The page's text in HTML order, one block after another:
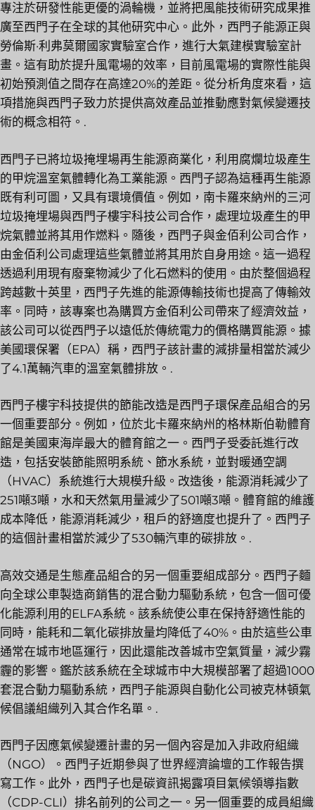
專注於研發性能更優的渦輪機，並將把風能技術研究成果推
廣至西門子在全球的其他研究中心。此外，西門子能源正與
勞倫斯·利弗莫爾國家實驗室合作，進行大氣建模實驗室計
畫。這有助於提升風電場的效率，目前風電場的實際性能與
初始預測值之間存在高達20%的差距。從分析角度來看，這
項措施與西門子致力於提供高效產品並推動應對氣候變遷技
術的概念相符。.
西門子已將垃圾掩埋場再生能源商業化，利用腐爛垃圾產生
的甲烷溫室氣體轉化為工業能源。西門子認為這種再生能源
既有利可圖，又具有環境價值。例如，南卡羅來納州的三河
垃圾掩埋場與西門子樓宇科技公司合作，處理垃圾產生的甲
烷氣體並將其用作燃料。隨後，西門子與金佰利公司合作，
由金佰利公司處理這些氣體並將其用於自身用途。這一過程
透過利用現有廢棄物減少了化石燃料的使用。由於整個過程
跨越數十英里，西門子先進的能源傳輸技術也提高了傳輸效
率。同時，該專案也為購買方金佰利公司帶來了經濟效益，
該公司可以從西門子以遠低於傳統電力的價格購買能源。據
美國環保署（EPA）稱，西門子該計畫的減排量相當於減少
了4.1萬輛汽車的溫室氣體排放。.
西門子樓宇科技提供的節能改造是西門子環保產品組合的另
一個重要部分。例如，位於北卡羅來納州的格林斯伯勒體育
館是美國東海岸最大的體育館之一。西門子受委託進行改
造，包括安裝節能照明系統、節水系統，並對暖通空調
（HVAC）系統進行大規模升級。改造後，能源消耗減少了
251噸3噸，水和天然氣用量減少了501噸3噸。體育館的維護
成本降低，能源消耗減少，租戶的舒適度也提升了。西門子
的這個計畫相當於減少了530輛汽車的碳排放。.
高效交通是生態產品組合的另一個重要組成部分。西門子麵
向全球公車製造商銷售的混合動力驅動系統，包含一個可優
化能源利用的ELFA系統。該系統使公車在保持舒適性能的
同時，能耗和二氧化碳排放量均降低了40%。由於這些公車
通常在城市地區運行，因此還能改善城市空氣質量，減少霧
霾的影響。鑑於該系統在全球城市中大規模部署了超過1000
套混合動力驅動系統，西門子能源與自動化公司被克林頓氣
候倡議組織列入其合作名單。.
西門子因應氣候變遷計畫的另一個內容是加入非政府組織
（NGO）。西門子近期參與了世界經濟論壇的工作報告撰
寫工作。此外，西門子也是碳資訊揭露項目氣候領導指數
（CDP-CLI）排名前列的公司之一。另一個重要的成員組織